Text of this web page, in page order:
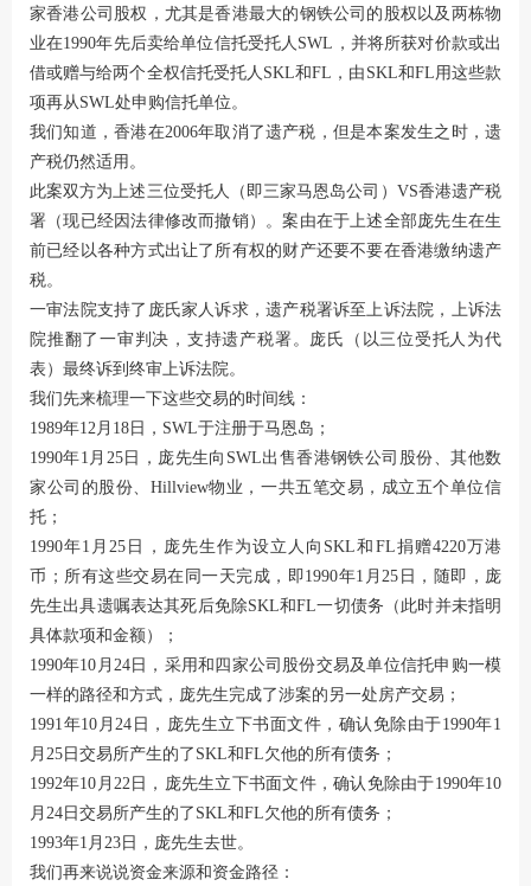
家香港公司股权，尤其是香港最大的钢铁公司的股权以及两栋物
业在1990年先后卖给单位信托受托人SWL，并将所获对价款或出
借或赠与给两个全权信托受托人SKL和FL，由SKL和FL用这些款
项再从SWL处申购信托单位。
我们知道，香港在2006年取消了遗产税，但是本案发生之时，遗
产税仍然适用。
此案双方为上述三位受托人（即三家马恩岛公司）VS香港遗产税
署（现已经因法律修改而撤销）。案由在于上述全部庞先生在生
前已经以各种方式出让了所有权的财产还要不要在香港缴纳遗产
税。
一审法院支持了庞氏家人诉求，遗产税署诉至上诉法院，上诉法
院推翻了一审判决，支持遗产税署。庞氏（以三位受托人为代
表）最终诉到终审上诉法院。
我们先来梳理一下这些交易的时间线：
1989年12月18日，SWL于注册于马恩岛；
1990年1月25日，庞先生向SWL出售香港钢铁公司股份、其他数
家公司的股份、Hillview物业，一共五笔交易，成立五个单位信
托；
1990年1月25日，庞先生作为设立人向SKL和FL捐赠4220万港
币；所有这些交易在同一天完成，即1990年1月25日，随即，庞
先生出具遗嘱表达其死后免除SKL和FL一切债务（此时并未指明
具体款项和金额）；
1990年10月24日，采用和四家公司股份交易及单位信托申购一模
一样的路径和方式，庞先生完成了涉案的另一处房产交易；
1991年10月24日，庞先生立下书面文件，确认免除由于1990年1
月25日交易所产生的了SKL和FL欠他的所有债务；
1992年10月22日，庞先生立下书面文件，确认免除由于1990年10
月24日交易所产生的了SKL和FL欠他的所有债务；
1993年1月23日，庞先生去世。
我们再来说说资金来源和资金路径：